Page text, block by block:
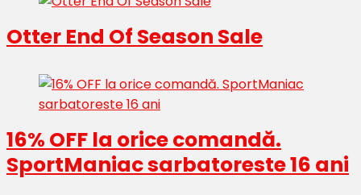
Otter End Of Season Sale
16% OFF la orice comandă.
SportManiac sarbatoreste 16 ani